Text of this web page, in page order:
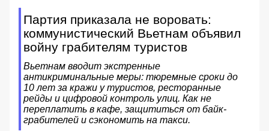
Партия приказала не воровать:
коммунистический Вьетнам объявил
войну грабителям туристов
Вьетнам вводит экстренные
антикриминальные меры: тюремные сроки до
10 лет за кражи у туристов, ресторанные
рейды и цифровой контроль улиц. Как не
переплатить в кафе, защититься от байк-
грабителей и сэкономить на такси.